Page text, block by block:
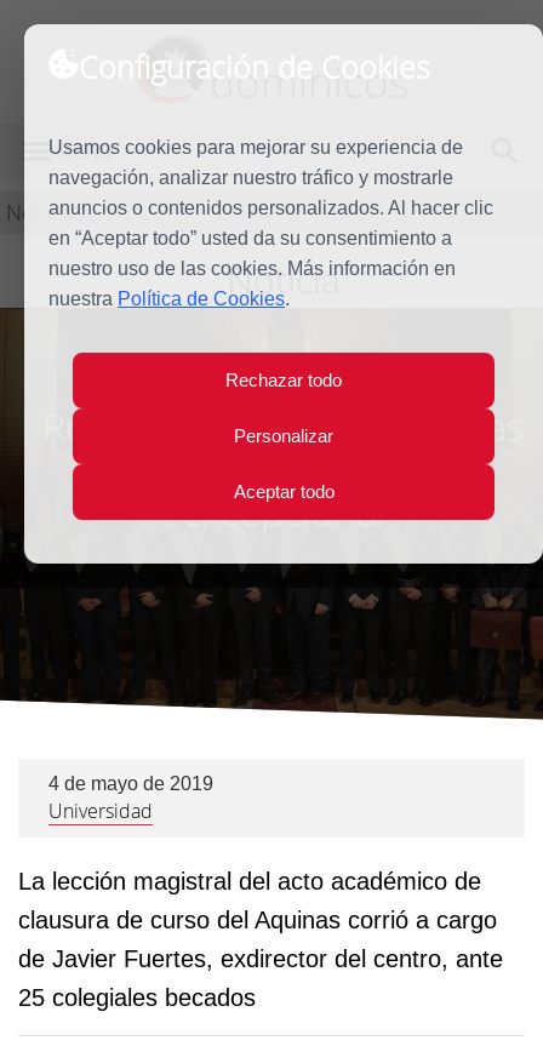
Configuración de Cookies
Usamos cookies para mejorar su experiencia de
navegación, analizar nuestro tráfico y mostrarle
anuncios o contenidos personalizados. Al hacer clic
en “Aceptar todo” usted da su consentimiento a
nuestro uso de las cookies. Más información en
nuestra Política de Cookies.
Rechazar todo
Personalizar
Aceptar todo
dominicos
MENÚ
Noticias
Noticia
Reencuentros y despedidas
excepcional
4 de mayo de 2019
Universidad
La lección magistral del acto académico de
clausura de curso del Aquinas corrió a cargo
de Javier Fuertes, exdirector del centro, ante
25 colegiales becados